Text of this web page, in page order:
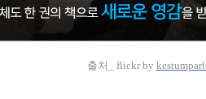
출처_ flickr by